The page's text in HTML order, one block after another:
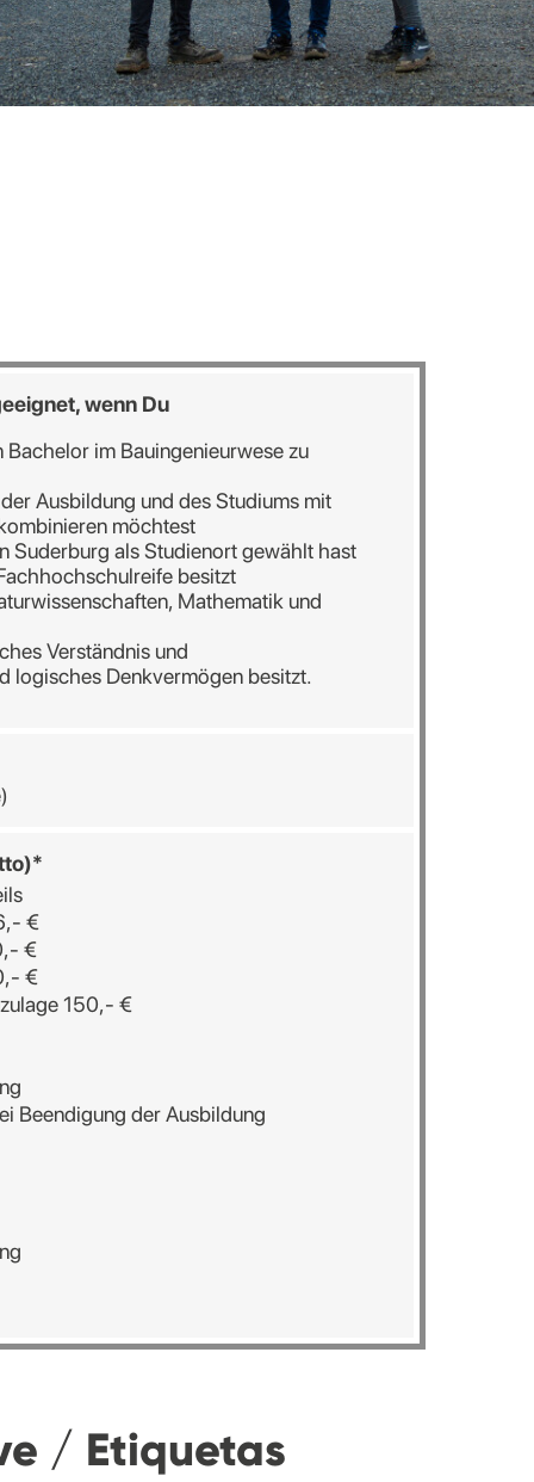
wenn Du
im Bauingenieurwese zu
Ausbildung und des Studiums mit
möchtest
Suderburg als Studienort gewählt hast
besitzt
Mathematik und
Verständnis und
logisches Denkvermögen besitzt.
€
€
€
150,- €
der Ausbildung
/ Etiquetas